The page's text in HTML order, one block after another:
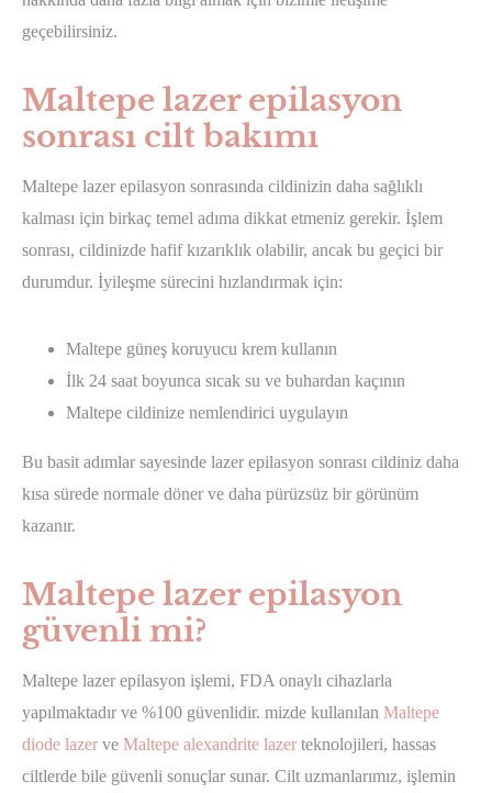
geçebilirsiniz.
Maltepe lazer epilasyon
sonrası cilt bakımı
Maltepe lazer epilasyon sonrasında cildinizin daha sağlıklı
kalması için birkaç temel adıma dikkat etmeniz gerekir. İşlem
sonrası, cildinizde hafif kızarıklık olabilir, ancak bu geçici bir
durumdur. İyileşme sürecini hızlandırmak için:
Maltepe güneş koruyucu krem kullanın
İlk 24 saat boyunca sıcak su ve buhardan kaçının
Maltepe cildinize nemlendirici uygulayın
Bu basit adımlar sayesinde lazer epilasyon sonrası cildiniz daha
kısa sürede normale döner ve daha pürüzsüz bir görünüm
kazanır.
Maltepe lazer epilasyon
güvenli mi?
Maltepe lazer epilasyon işlemi, FDA onaylı cihazlarla
yapılmaktadır ve %100 güvenlidir. mizde kullanılan Maltepe
diode lazer ve Maltepe alexandrite lazer teknolojileri, hassas
ciltlerde bile güvenli sonuçlar sunar. Cilt uzmanlarımız, işlemin